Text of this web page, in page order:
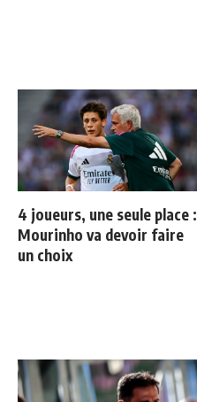
4 joueurs, une seule place :
Mourinho va devoir faire
un choix